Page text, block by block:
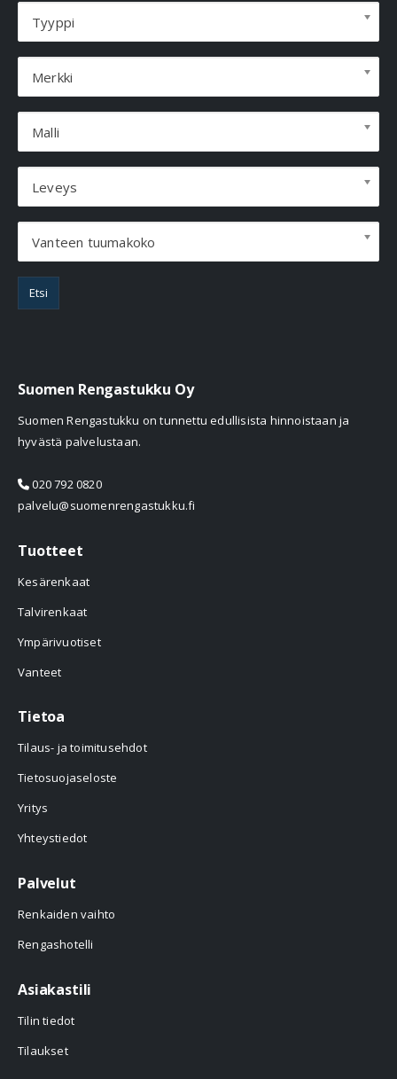
Tyyppi
Merkki
Malli
Leveys
Vanteen tuumakoko
Etsi
Suomen Rengastukku Oy
Suomen Rengastukku on tunnettu edullisista hinnoistaan ja
hyvästä palvelustaan.
020 792 0820
palvelu@suomenrengastukku.fi
Tuotteet
Kesärenkaat
Talvirenkaat
Ympärivuotiset
Vanteet
Tietoa
Tilaus- ja toimitusehdot
Tietosuojaseloste
Yritys
Yhteystiedot
Palvelut
Renkaiden vaihto
Rengashotelli
Asiakastili
Tilin tiedot
Tilaukset